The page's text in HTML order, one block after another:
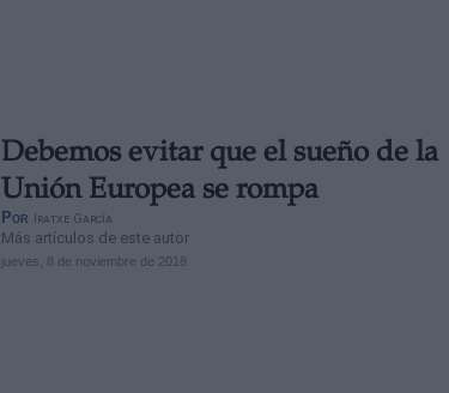
Debemos evitar que el sueño de la
Unión Europea se rompa
Por Iratxe García
Más artículos de este autor
jueves, 8 de noviembre de 2018